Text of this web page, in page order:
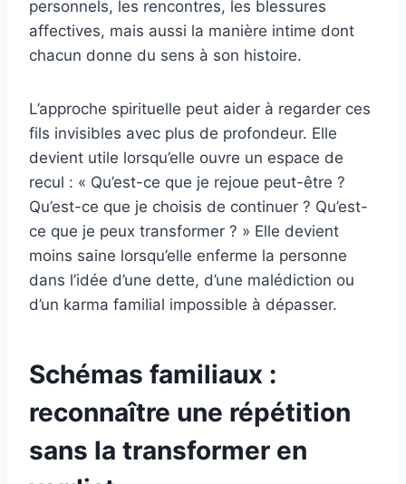
personnels, les rencontres, les blessures
affectives, mais aussi la manière intime dont
chacun donne du sens à son histoire.
L’approche spirituelle peut aider à regarder ces
fils invisibles avec plus de profondeur. Elle
devient utile lorsqu’elle ouvre un espace de
recul : « Qu’est-ce que je rejoue peut-être ?
Qu’est-ce que je choisis de continuer ? Qu’est-
ce que je peux transformer ? » Elle devient
moins saine lorsqu’elle enferme la personne
dans l’idée d’une dette, d’une malédiction ou
d’un karma familial impossible à dépasser.
Schémas familiaux :
reconnaître une répétition
sans la transformer en